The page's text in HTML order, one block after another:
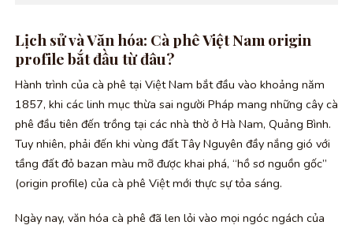
Lịch sử và Văn hóa: Cà phê Việt Nam origin
profile bắt đầu từ đâu?
Hành trình của cà phê tại Việt Nam bắt đầu vào khoảng năm
1857, khi các linh mục thừa sai người Pháp mang những cây cà
phê đầu tiên đến trồng tại các nhà thờ ở Hà Nam, Quảng Bình.
Tuy nhiên, phải đến khi vùng đất Tây Nguyên đầy nắng gió với
tầng đất đỏ bazan màu mỡ được khai phá, “hồ sơ nguồn gốc”
(origin profile) của cà phê Việt mới thực sự tỏa sáng.
Ngày nay, văn hóa cà phê đã len lỏi vào mọi ngóc ngách của